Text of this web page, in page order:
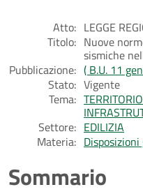
Atto: LEGGE
Titolo: Nuove
sismiche
Pubblicazione: ( B.U. 11
Stato: Vigente
Tema:
Settore: EDILIZIA
Materia:
Sommario